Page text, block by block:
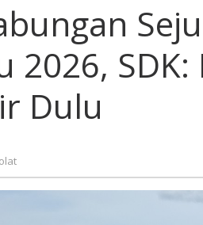
Berlaku
2026,
SDK:
Pejabat
Dua
Diparkir
2026,
Dulu